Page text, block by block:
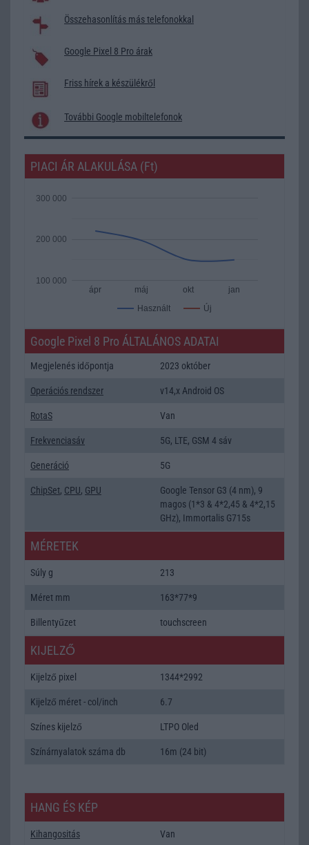
Összehasonlítás más telefonokkal
Google Pixel 8 Pro árak
Friss hírek a készülékről
További Google mobiltelefonok
PIACI ÁR ALAKULÁSA (Ft)
Használt Új
ápr máj okt jan
100 000
200 000
300 000
Google Pixel 8 Pro ÁLTALÁNOS ADATAI
Megjelenés időpontja 2023 október
Operációs rendszer v14,x Android OS
RotaS Van
Frekvenciasáv 5G, LTE, GSM 4 sáv
Generáció 5G
ChipSet, CPU, GPU
Google Tensor G3 (4 nm), 9
magos (1*3 & 4*2,45 & 4*2,15
GHz), Immortalis G715s
MÉRETEK
Súly g 213
Méret mm 163*77*9
Billentyűzet touchscreen
KIJELZŐ
Kijelző pixel 1344*2992
Kijelző méret - col/inch 6.7
Színes kijelző LTPO Oled
Színárnyalatok száma db 16m (24 bit)
HANG ÉS KÉP
Kihangositás Van